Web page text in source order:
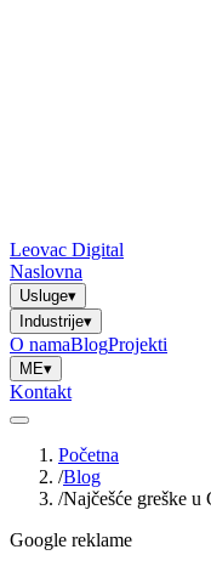
Leovac Digital
Naslovna
Usluge▾
Industrije▾
O namaBlogProjekti
ME▾
Kontakt
Početna
/Blog
/Najčešće greške
Google reklame